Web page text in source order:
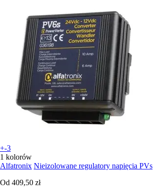
+-3
1 kolorów
Alfatronix Nieizolowane regulatory napięcia PVs
Od 409,50 zł